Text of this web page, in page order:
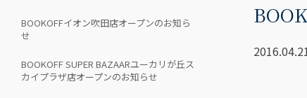
BOOKOFFイオン吹田店オープンのお知ら
せ
BOOKOFF SUPER BAZAARユーカリが丘ス
カイプラザ店オープンのお知らせ